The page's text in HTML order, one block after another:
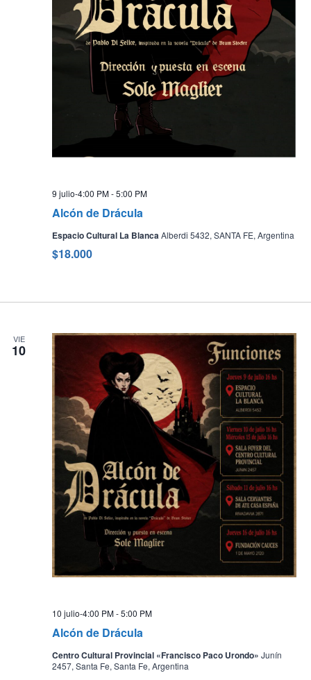
Alcón de Drácula
9 julio-4:00 PM-5:00 PM
Espacio Cultural La BlancaAlberdi 5432, SANTA FE, Argentina
$18.000
VIE
10
Alcón de Drácula
10 julio-4:00 PM-5:00 PM
Centro Cultural Provincial «Francisco Paco Urondo» Junín
2457, Santa Fe, Santa Fe, Argentina